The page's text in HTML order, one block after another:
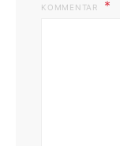
KOMMENTAR